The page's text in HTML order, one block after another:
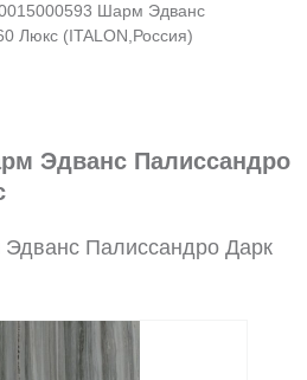
салонов
Заказать звонок
Шарм Эдванс
Люкс (ITALON,Россия)
Эдванс Палиссандро
Палиссандро Дарк